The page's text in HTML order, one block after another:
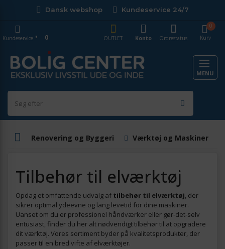
Dansk webshop Kundeservice 24/7
Kurv
0
OUTLET
Konto Ordrestatus
Kundeservice 0
MENU
Renovering og Byggeri Værktøj og Maskiner
Tilbehør til elværktøj
Opdag et omfattende udvalg af tilbehør til elværktøj, der
sikrer optimal ydeevne og lang levetid for dine maskiner.
Uanset om du er professionel håndværker eller gør-det-selv
entusiast, finder du her alt nødvendigt tilbehør til at opgradere
dit værktøj. Vores sortiment byder på kvalitetsprodukter, der
passer til en bred vifte af elværktøjer.